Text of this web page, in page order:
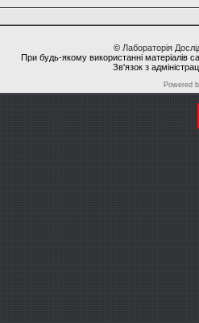
© Лабораторія
При будь-якому використанні матеріалів
Зв'язок з
Powered